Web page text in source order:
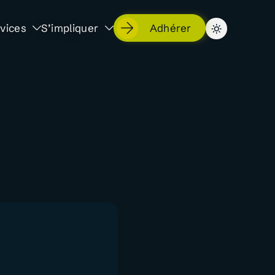
S’impliquer Adhérer